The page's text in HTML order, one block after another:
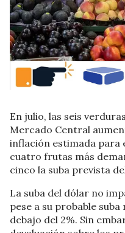
En julio, las seis
Mercado Central
inflación estimada para
cuatro frutas más
cinco la suba prevista
La suba del dólar no
pese a su probable
debajo del 2%. Sin